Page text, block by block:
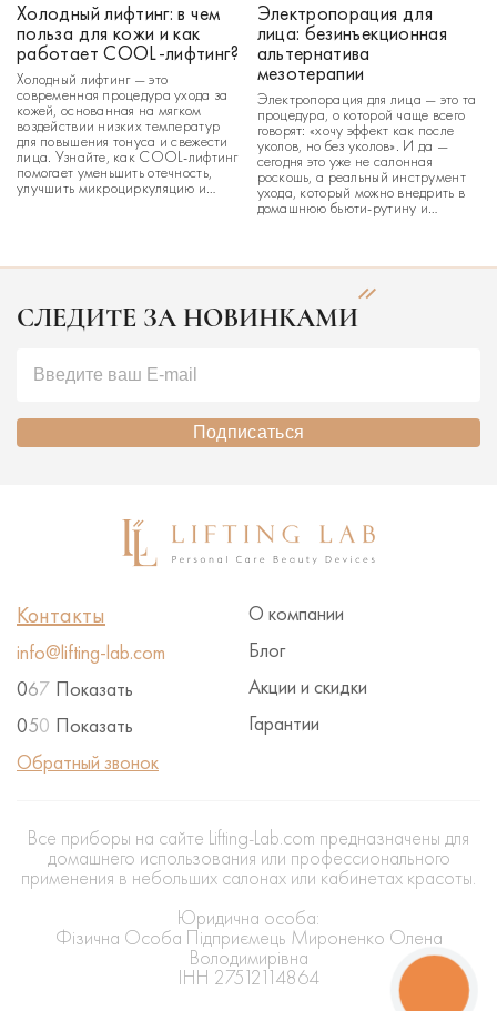
Холодный лифтинг: в чем
польза для кожи и как
работает COOL-лифтинг?
Холодный лифтинг — это
современная процедура ухода за
кожей, основанная на мягком
воздействии низких температур
для повышения тонуса и свежести
лица. Узнайте, как COOL-лифтинг
помогает уменьшить отечность,
улучшить микроциркуляцию и
заметный эффект без агрессивного
Электропорация для
лица: безинъекционная
альтернатива
мезотерапии
Электропорация для лица — это та
процедура, о которой чаще всего
говорят: «хочу эффект как после
уколов, но без уколов». И да —
сегодня это уже не салонная
роскошь, а реальный инструмент
ухода, который можно внедрить в
домашнюю бьюти-рутину и
осветление пигментации
ассоциировались исключительно
СЛЕДИТЕ ЗА НОВИНКАМИ
Подписаться
О компании
Блог
Акции и скидки
Гарантии
Контакты
info@lifting-lab.com
067 Показать
050 Показать
Обратный звонок
Все приборы на сайте Lifting-Lab.com предназначены для
домашнего использования или профессионального
применения в небольших салонах или кабинетах красоты.
Юридична особа:
Фізична Особа Підприємець Мироненко Олена
Володимирівна
ІНН 27512114864